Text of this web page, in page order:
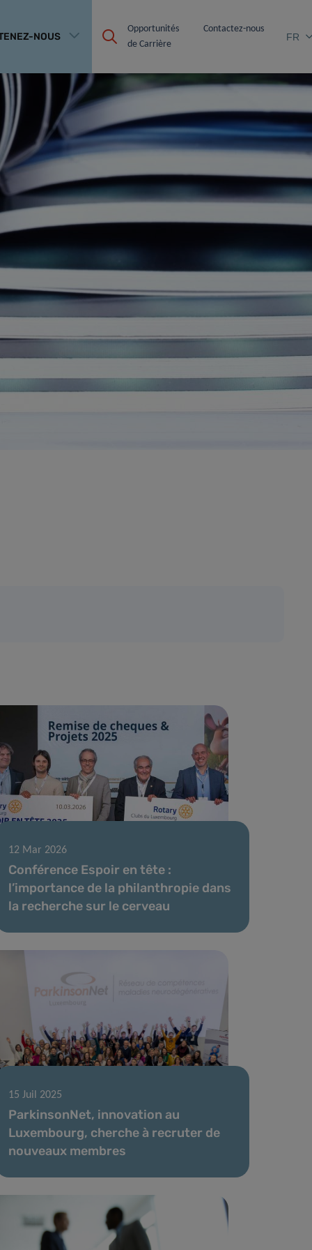
NOUS
Opportunités
de Carrière
Contactez-nous
FR
12 Mar 2026
Conférence Espoir en tête :
l’importance de la philanthropie dans
la recherche sur le cerveau
15 Juil 2025
ParkinsonNet, innovation au
Luxembourg, cherche à recruter de
nouveaux membres